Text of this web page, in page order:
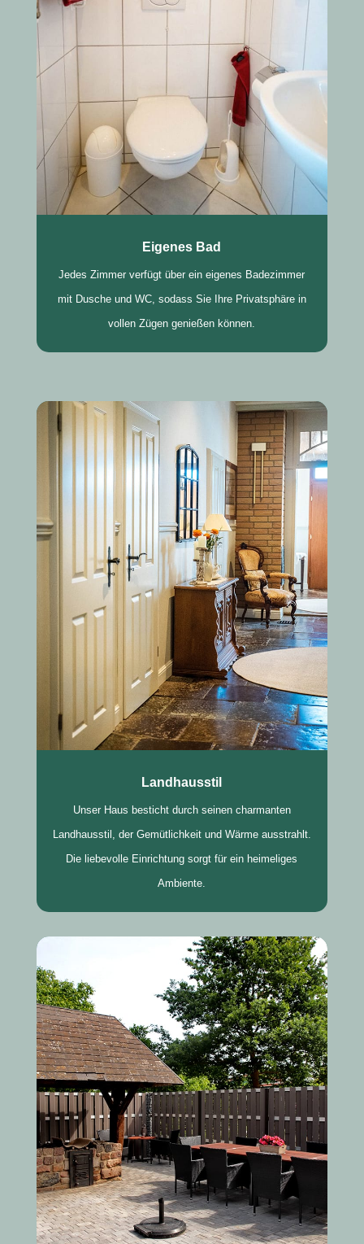
Eigenes Bad
Jedes Zimmer verfügt über ein eigenes Badezimmer
mit Dusche und WC, sodass Sie Ihre Privatsphäre in
vollen Zügen genießen können.
Landhausstil
Unser Haus besticht durch seinen charmanten
Landhausstil, der Gemütlichkeit und Wärme ausstrahlt.
Die liebevolle Einrichtung sorgt für ein heimeliges
Ambiente.